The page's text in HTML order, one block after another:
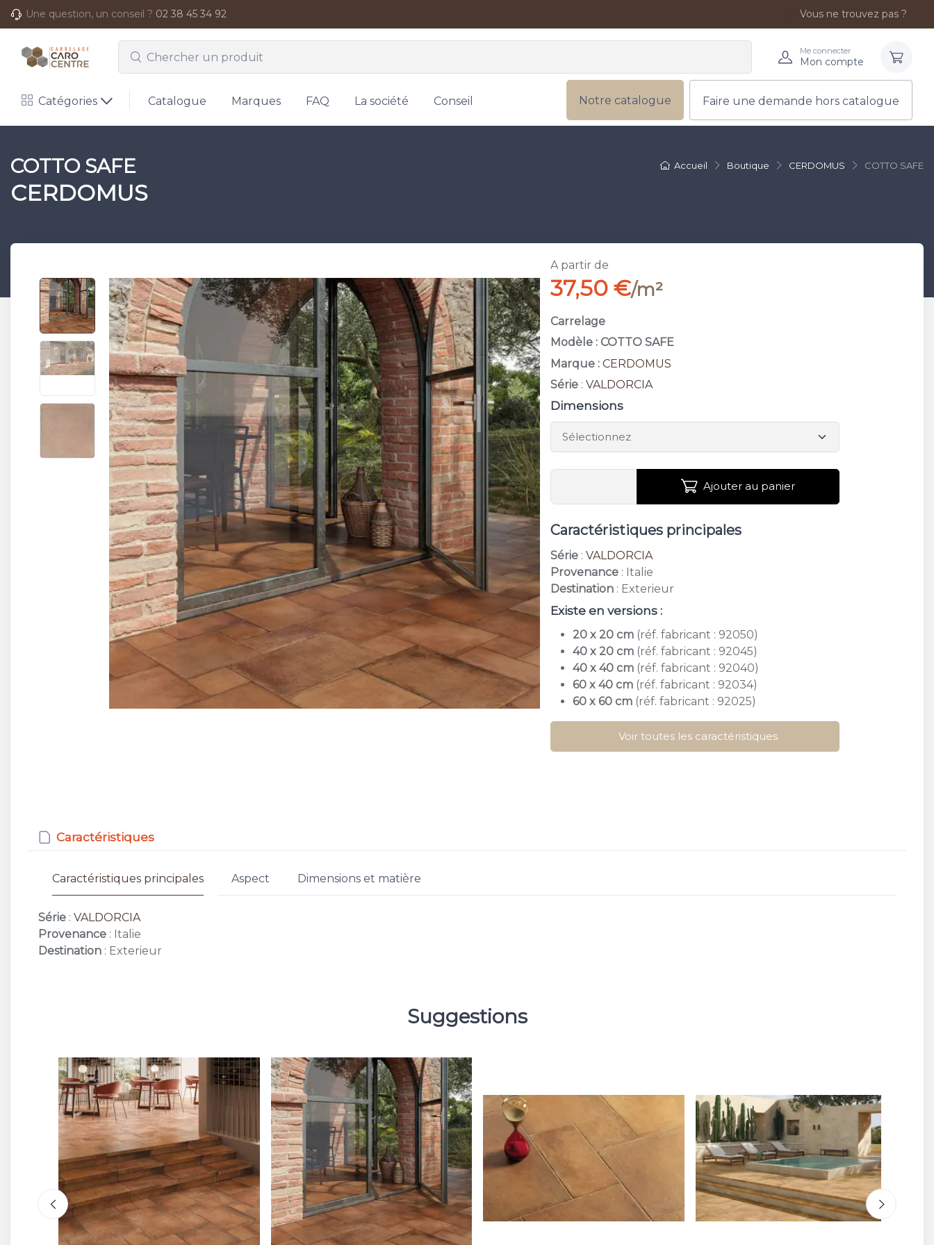
Une question, un conseil ? 02 38 45 34 92 Vous ne trouvez pas ?
Me connecter
Mon compte
Catégories Catalogue Marques FAQ La société Conseil Notre catalogue Faire une demande hors catalogue
Accueil Boutique CERDOMUS COTTO SAFE
COTTO SAFE
CERDOMUS
A partir de
37,50 €/m²
Carrelage
Modèle : COTTO SAFE
Marque : CERDOMUS
Série :VALDORCIA
Dimensions
Ajouter au panier
Caractéristiques principales
Série :VALDORCIA
Provenance : Italie
Destination : Exterieur
Existe en versions :
20 x 20 cm (réf. fabricant : 92050)
40 x 20 cm (réf. fabricant : 92045)
40 x 40 cm (réf. fabricant : 92040)
60 x 40 cm (réf. fabricant : 92034)
60 x 60 cm (réf. fabricant : 92025)
Voir toutes les caractéristiques
Caractéristiques
Caractéristiques principales Aspect Dimensions et matière
Série : VALDORCIA
Provenance : Italie
Destination : Exterieur
Suggestions